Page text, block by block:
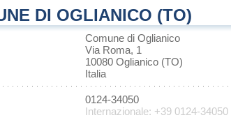
DI OGLIANICO (TO)
Comune di Oglianico
Via Roma, 1
10080 Oglianico (TO)
Italia
0124-34050
Internazionale: +39 0124-34050